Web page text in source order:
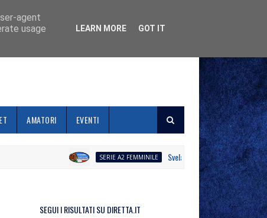
AMATORI EVENTI
SERIE A2 FEMMINILE Svelato il calendario la Polisportiva
SEGUI I RISULTATI SU DIRETTA.IT
agent
usage
LEARN MORE GOT IT